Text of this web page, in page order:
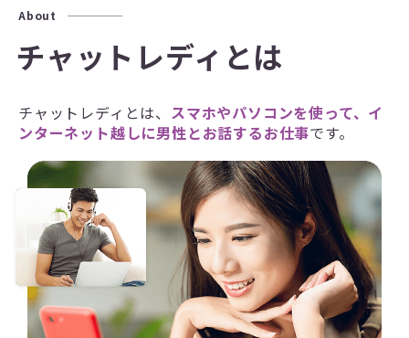
About
チャットレディとは
チャットレディとは、 スマホやパソコンを使って、イ
ンターネット越しに男性とお話するお仕事です。